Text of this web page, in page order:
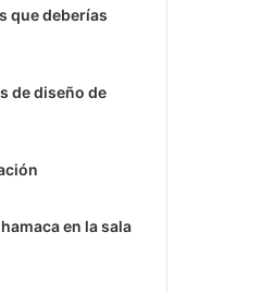
que deberías
de diseño de
en la sala